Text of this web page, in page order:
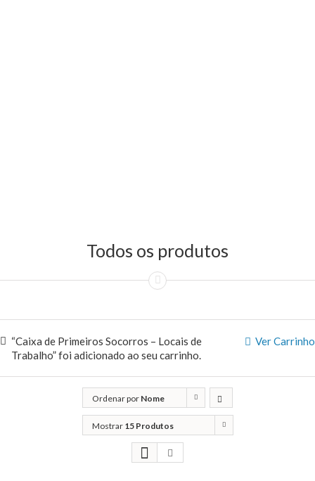
Todos os produtos
Ver Carrinho
“Caixa de Primeiros Socorros – Locais de
Trabalho” foi adicionado ao seu carrinho.
Ordenar por Nome
Mostrar 15 Produtos